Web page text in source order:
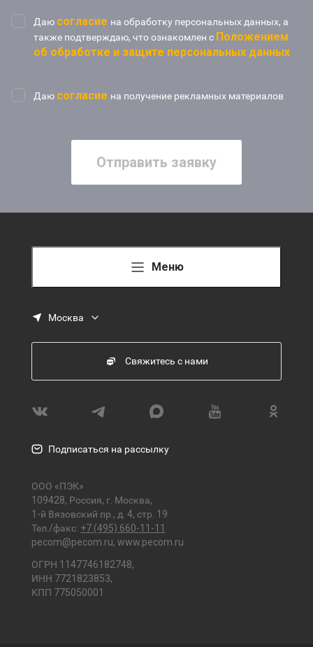
Даю согласие на обработку персональных данных, а
также подтверждаю, что ознакомлен с Положением
об обработке и защите персональных данных
Даю согласие на получение рекламных материалов
Отправить заявку
Меню
Москва
Свяжитесь с нами
Подписаться на рассылку
ООО «ПЭК»
109428, Россия, г. Москва,
1-й Вязовский пр., д. 4, стр. 19
Тел./факс: +7 (495) 660-11-11
pecom@pecom.ru, www.pecom.ru
ОГРН 1147746182748,
ИНН 7721823853,
КПП 775050001